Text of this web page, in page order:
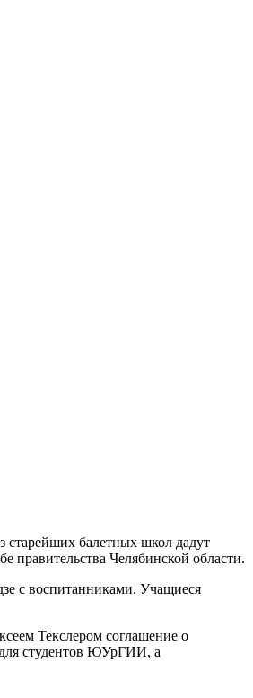
старейших балетных школ дадут
правительства Челябинской области.
с воспитанниками. Учащиеся
Текслером соглашение о
для студентов ЮУрГИИ, а